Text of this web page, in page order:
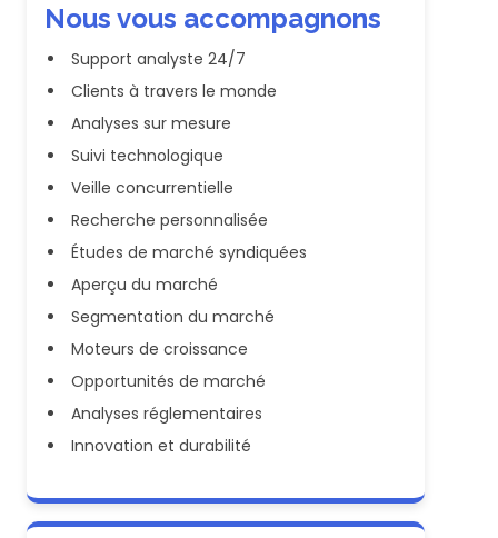
Nous vous accompagnons
Support analyste 24/7
Clients à travers le monde
Analyses sur mesure
Suivi technologique
Veille concurrentielle
Recherche personnalisée
Études de marché syndiquées
Aperçu du marché
Segmentation du marché
Moteurs de croissance
Opportunités de marché
Analyses réglementaires
Innovation et durabilité